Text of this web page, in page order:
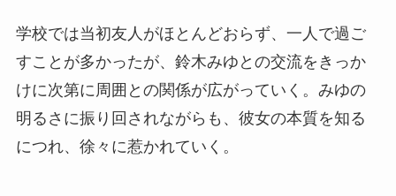
学校では当初友人がほとんどおらず、一人で過ご
すことが多かったが、鈴木みゆとの交流をきっか
けに次第に周囲との関係が広がっていく。みゆの
明るさに振り回されながらも、彼女の本質を知る
につれ、徐々に惹かれていく。